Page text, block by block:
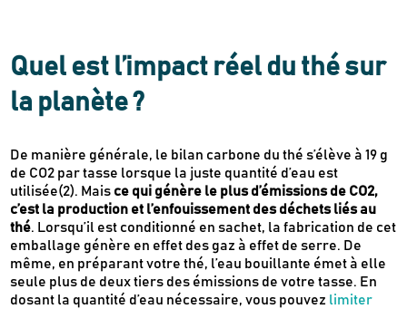
Quel est l’impact réel du thé sur
la planète ?
De manière générale, le bilan carbone du thé s’élève à 19 g
de CO2 par tasse lorsque la juste quantité d’eau est
utilisée(2). Mais ce qui génère le plus d’émissions de CO2,
c’est la production et l’enfouissement des déchets liés au
thé. Lorsqu’il est conditionné en sachet, la fabrication de cet
emballage génère en effet des gaz à effet de serre. De
même, en préparant votre thé, l’eau bouillante émet à elle
seule plus de deux tiers des émissions de votre tasse. En
dosant la quantité d’eau nécessaire, vous pouvez limiter